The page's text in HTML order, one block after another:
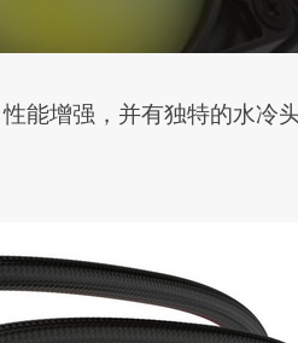
能增强，并有独特的水冷